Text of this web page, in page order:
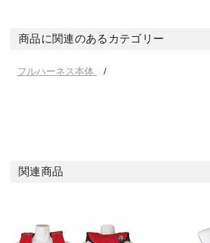
商品に関連のあるカテゴリー
フルハーネス本体
関連商品